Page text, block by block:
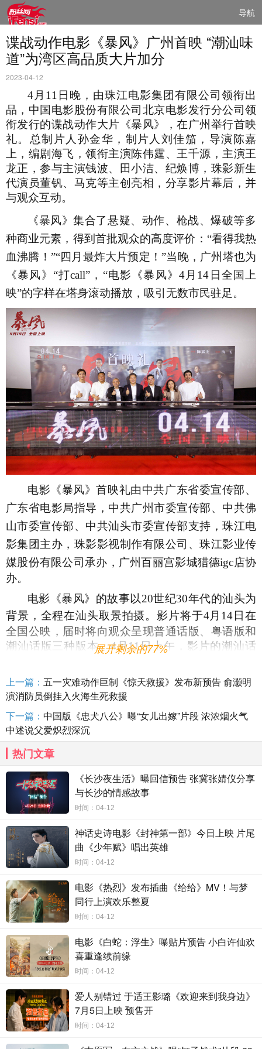
导航
谍战动作电影《暴风》广州首映 “潮汕味
道”为湾区高品质大片加分
2023-04-12
4月11日晚，由珠江电影集团有限公司领衔出
品，中国电影股份有限公司北京电影发行分公司领
衔发行的谍战动作大片《暴风》，在广州举行首映
礼。 总制片人孙金华 ，制片人刘佳笳 ， 导演陈嘉
上，编剧海飞，领衔主演陈伟霆、王千源，主演王
龙正，参与主演钱波、田小洁、纪焕博， 珠影新生
代演员董钒、马克等主创亮相， 分享影片幕后，并
与观众互动。
《暴风》集合了悬疑、动作、枪战、爆破等多
种商业元素，得到首批观众的高度评价： “看得我热
血沸腾！”“四月最炸大片预定！”当晚， 广州塔也为
《暴风》 “打call” ， “电影 《暴风》 4月 14 日全国上
映”的字样在塔身滚动播放 ， 吸引无数市民驻足 。
电影《暴风》首映礼由中共广东省委宣传部、
广东省电影局指导，中共广州市委宣传部、中共佛
山市委宣传部、中共汕头市委宣传部支持，珠江电
影集团主办，珠影影视制作有限公司、珠江影业传
媒股份有限公司承办，广州百丽宫影城猎德igc店协
办。
电影《暴风》的故事以20世纪30年代的汕头为
背景，全程在汕头取景拍摄。影片将于4月14日在
全国公映，届时将向观众呈现普通话版、粤语版和
潮汕话版三种版本。4月11日上午，影片的潮汕话
众直呼满足。
湾区电影创新，历时两年推出高品质诚意之作
展开剩余的77%
上一篇： 五一灾难动作巨制《惊天救援》发布新预告 俞灏明
演消防员倒挂入火海生死救援
下一篇： 中国版《忠犬八公》曝“女儿出嫁”片段 浓浓烟火气
中述说父爱炽烈深沉
热门文章
《长沙夜生活》曝回信预告 张冀张婧仪分享
与长沙的情感故事
时间：04-12
神话史诗电影《封神第一部》今日上映 片尾
曲《少年赋》唱出英雄
时间：04-12
电影《热烈》发布插曲《给给》MV！与梦
同行上演欢乐整夏
时间：04-12
电影《白蛇：浮生》曝贴片预告 小白许仙欢
喜重逢续前缘
时间：04-12
爱人别错过 于适王影璐《欢迎来到我身边》
7月5日上映 预售开
时间：04-12